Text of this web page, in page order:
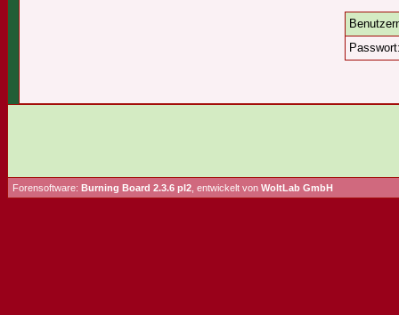
Forensoftware: Burning Board 2.3.6 pl2 , entwickelt von WoltLab GmbH